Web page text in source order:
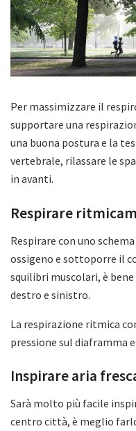
Per massimizzare il
supportare una
una buona postura e la
vertebrale, rilassare le
in avanti.
Respirare
Respirare con uno
ossigeno e sottoporre il
squilibri muscolari, è
destro e sinistro.
La respirazione ritmica
pressione sul diaframma
Inspirare aria
Sarà molto più facile
centro città, è meglio